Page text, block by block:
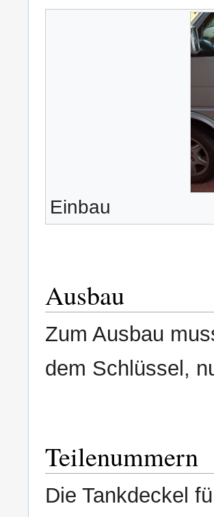
Einbau
Ausbau
Zum Ausbau
dem Schlüssel,
Teilenummern
Die Tankdeckel